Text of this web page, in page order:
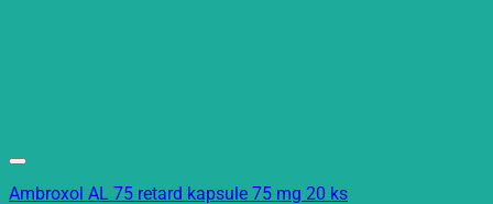
Ambroxol AL 75 retard kapsule 75 mg 20 ks